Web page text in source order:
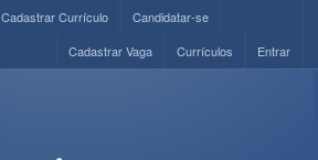
Cadastrar Currículo
Candidatar-se
Entrar
Currículos
Cadastrar Vaga